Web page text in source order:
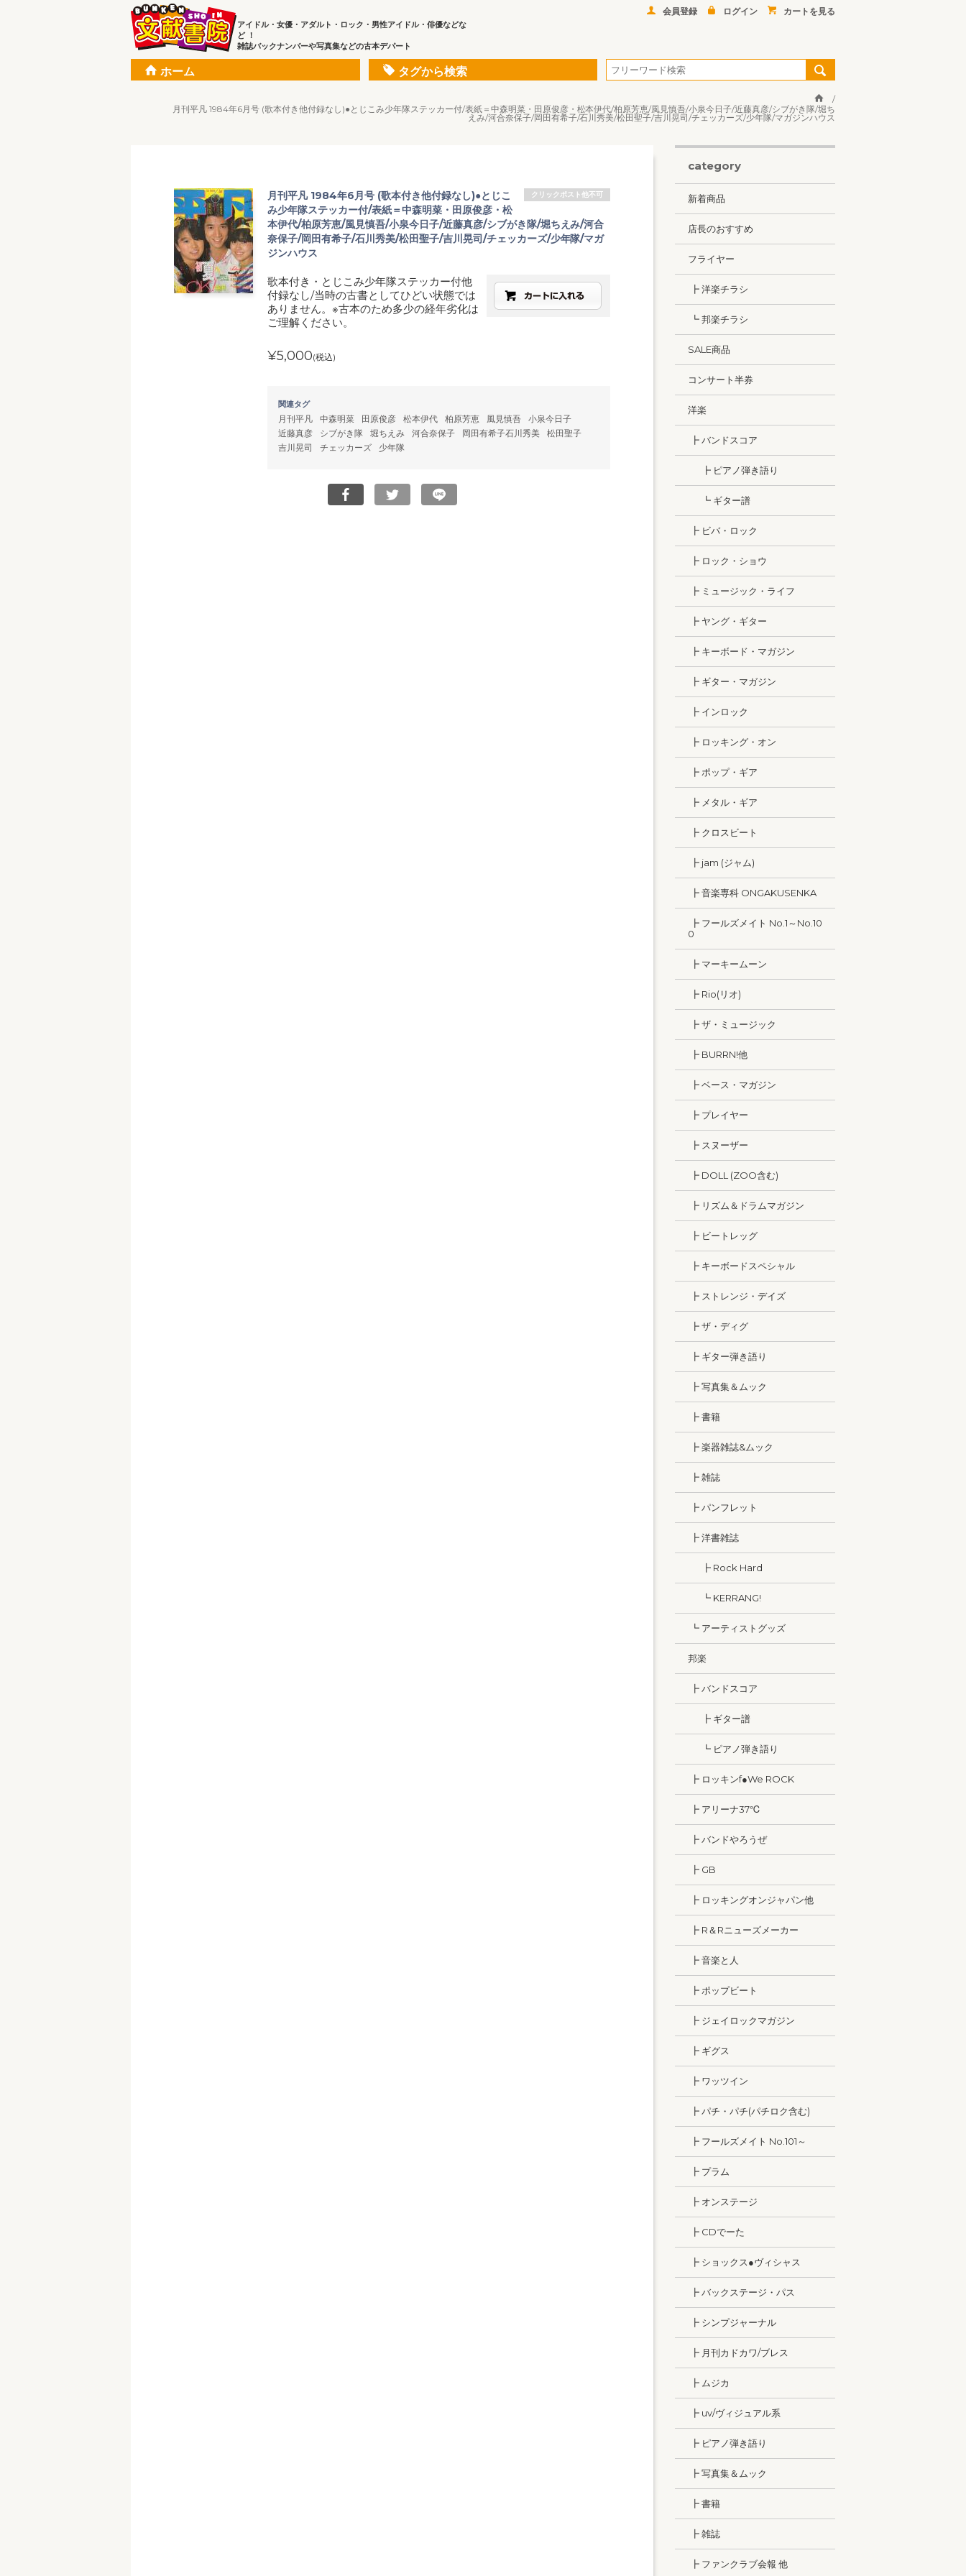
アイドル・女優・アダルト・ロック・男性アイドル・俳優などな
ど ！
雑誌バックナンバーや写真集などの古本デパート
会員登録 ログイン カートを見る
ホーム タグから検索
月刊平凡 1984年6月号 (歌本付き他付録なし)●とじこみ少年隊ステッカー付/表紙＝中森明菜・田原俊彦・松本伊代/柏原芳恵/風見慎吾/小泉今日子/近藤真彦/シブがき隊/堀ち
えみ/河合奈保子/岡田有希子/石川秀美/松田聖子/吉川晃司/チェッカーズ/少年隊/マガジンハウス
クリックポスト他不可
月刊平凡 1984年6月号 (歌本付き他付録なし)●とじこ
み少年隊ステッカー付/表紙＝中森明菜・田原俊彦・松
本伊代/柏原芳恵/風見慎吾/小泉今日子/近藤真彦/シブがき隊/堀ちえみ/河合
奈保子/岡田有希子/石川秀美/松田聖子/吉川晃司/チェッカーズ/少年隊/マガ
ジンハウス
歌本付き・とじこみ少年隊ステッカー付他
付録なし/当時の古書としてひどい状態では
ありません。※古本のため多少の経年劣化は
ご理解ください。
¥5,000(税込)
関連タグ
月刊平凡 中森明菜 田原俊彦 松本伊代 柏原芳恵 風見慎吾
小泉今日子
近藤真彦
シブがき隊 堀ちえみ 河合奈保子 岡田有希子石川秀美
松田聖子
吉川晃司
チェッカーズ 少年隊
category
新着商品
店長のおすすめ
フライヤー
┣ 洋楽チラシ
┗ 邦楽チラシ
SALE商品
コンサート半券
洋楽
┣ バンドスコア
┣ ピアノ弾き語り
┗ ギター譜
┣ ビバ・ロック
┣ ロック・ショウ
┣ ミュージック・ライフ
┣ ヤング・ギター
┣ キーボード・マガジン
┣ ギター・マガジン
┣ インロック
┣ ロッキング・オン
┣ ポップ・ギア
┣ メタル・ギア
┣ クロスビート
┣ jam (ジャム)
┣ 音楽専科 ONGAKUSENKA
┣ フールズメイト No.1～No.10
0
┣ マーキームーン
┣ Rio(リオ)
┣ ザ・ミュージック
┣ BURRN!他
┣ ベース・マガジン
┣ プレイヤー
┣ スヌーザー
┣ DOLL (ZOO含む)
┣ リズム＆ドラムマガジン
┣ ビートレッグ
┣ キーボードスペシャル
┣ ストレンジ・デイズ
┣ ザ・ディグ
┣ ギター弾き語り
┣ 写真集＆ムック
┣ 書籍
┣ 楽器雑誌&ムック
┣ 雑誌
┣ パンフレット
┣ 洋書雑誌
┣ Rock Hard
┗ KERRANG!
┗ アーティストグッズ
邦楽
┣ バンドスコア
┣ ギター譜
┗ ピアノ弾き語り
┣ ロッキンf●We ROCK
┣ アリーナ37℃
┣ バンドやろうぜ
┣ GB
┣ ロッキングオンジャパン他
┣ R＆Rニューズメーカー
┣ 音楽と人
┣ ポップビート
┣ ジェイロックマガジン
┣ ギグス
┣ ワッツイン
┣ パチ・パチ(パチロク含む)
┣ フールズメイト No.101～
┣ プラム
┣ オンステージ
┣ CDでーた
┣ ショックス●ヴィシャス
┣ バックステージ・パス
┣ シンプジャーナル
┣ 月刊カドカワ/ブレス
┣ ムジカ
┣ uv/ヴィジュアル系
┣ ピアノ弾き語り
┣ 写真集＆ムック
┣ 書籍
┣ 雑誌
┣ ファンクラブ会報 他